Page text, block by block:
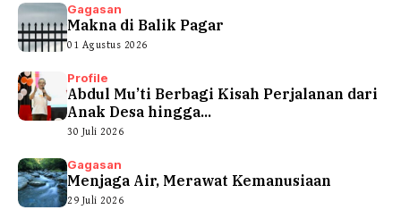
Gagasan
Makna di Balik Pagar
01 Agustus 2026
Profile
Abdul Mu’ti Berbagi Kisah Perjalanan dari
Anak Desa hingga...
30 Juli 2026
Gagasan
Menjaga Air, Merawat Kemanusiaan
29 Juli 2026